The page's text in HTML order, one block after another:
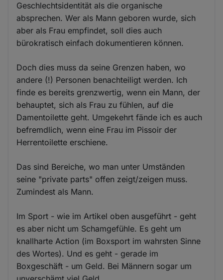
Geschlechtsidentität als die organische
absprechen. Wer als Mann geboren wurde, sich
aber als Frau empfindet, soll dies auch
bürokratisch einfach dokumentieren können.
Doch dies muss da seine Grenzen haben, wo
andere (!) Personen benachteiligt werden. Ich
finde es bereits grenzwertig, wenn ein Mann, der
behauptet, sich als Frau zu fühlen, auf die
Damentoilette geht. Umgekehrt fände ich es auch
befremdlich, wenn eine Frau im Pissoir der
Herrentoilette erschiene.
Das sind Bereiche, wo man unter Umständen
seine "private parts" offen zeigt/zeigen muss.
Zumindest als Mann.
Im Sport - wie im Artikel oben ausgeführt - geht
es aber nicht um Schamgefühle. Es geht um
knallharte Action (im Boxsport im wahrsten Sinne
des Wortes). Und es geht - gerade im
Boxgeschäft - um Geld. Bei Männern sogar um